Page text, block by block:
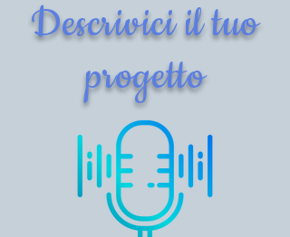
Descrivici il tuo
progetto